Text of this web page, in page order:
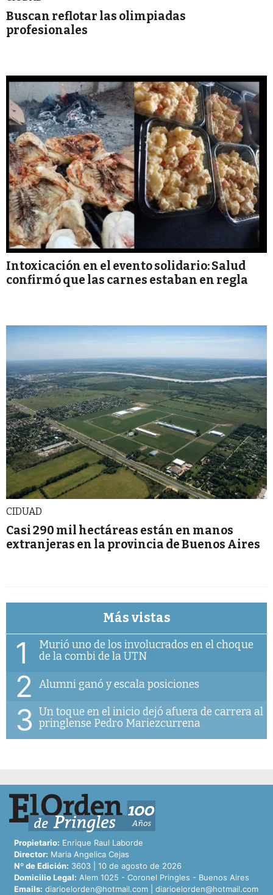
Buscan reflotar las olimpiadas
profesionales
Intoxicación en el evento solidario: Salud
confirmó que las carnes estaban en regla
CIDUAD
Casi 290 mil hectáreas están en manos
extranjeras en la provincia de Buenos Aires
Más vistas
1
Murió uno de los involucrados en el choque
de la combi de la UTN
2 Alumni ganó y escala posiciones
3 Un toque en el inicio dejó afuera de carrera al
pringlense Pedro Mariezcurrena
Propietario: Enrique Raul Laborde
Director: Maria Angelica Cejas
Nº de Edición: 3603 | 10 de agosto de 2026
Domicilio Legal: Alem 1025 - Coronel Pringles - Buenos Aires
Emails: diarioelorden@hotmail.com diarioelorden@hotmail.com